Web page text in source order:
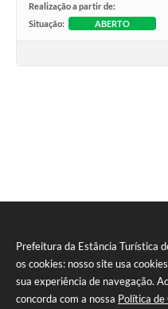
Prefeitura da Estância Turística
os cookies: nosso site usa
sua experiência de navegação.
concorda com a nossa Política de
Realização a partir de:
Situação:
ABERTO